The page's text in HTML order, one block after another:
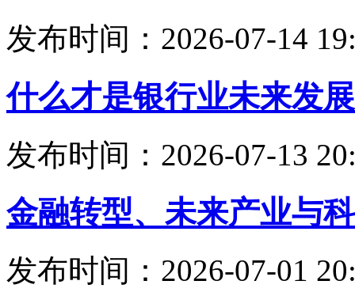
发布时间：2026-07-14
什么才是银行业未来发
发布时间：2026-07-13
金融转型、未来产业与
发布时间：2026-07-01